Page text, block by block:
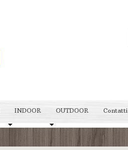
INDOOR OUTDOOR Contatti